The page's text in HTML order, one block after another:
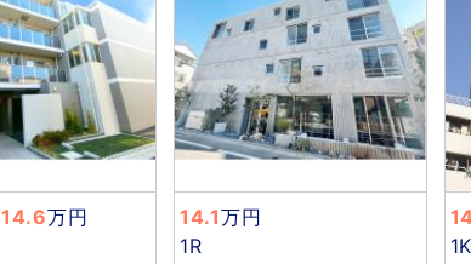
14.6万円
14.1万円
1R
1K